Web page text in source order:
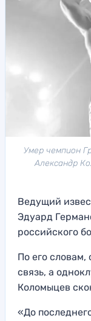
Умер чемпион
Александр
Ведущий
Эдуард
российского
По его словам,
связь, а
Коломыцев
«До